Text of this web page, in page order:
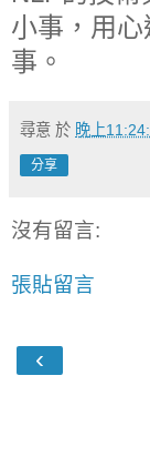
小事，用
事。
尋意 於 晚上
分享
沒有留言:
張貼留言
‹